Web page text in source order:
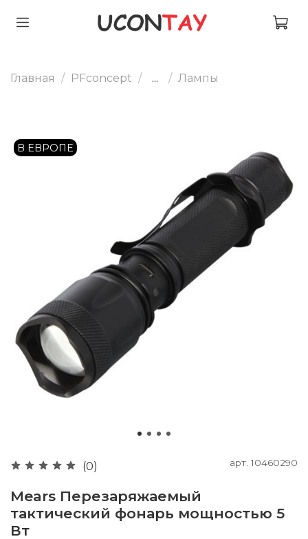
Главная PFconcept ... Лампы
В ЕВРОПЕ
(0) арт.10460290
Mears Перезаряжаемый
тактический фонарь мощностью 5
Вт